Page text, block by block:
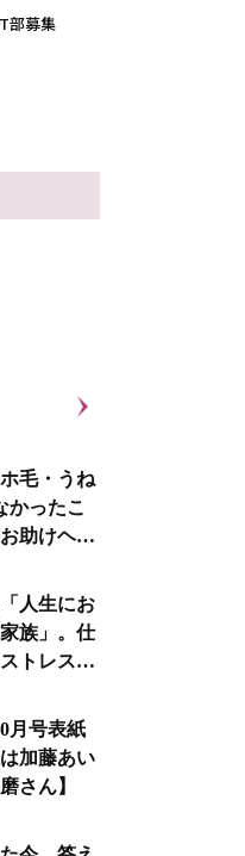
部募集
毛・うね
かったこ
助けヘア
人生にお
族」。仕
トレスを
月号表紙
加藤あい
さん】